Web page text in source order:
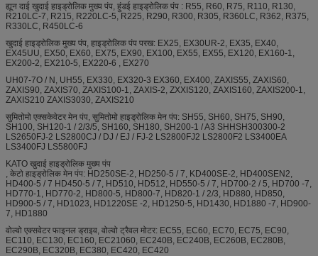
ह्यून दाई खुदाई हाइड्रोलिक मुख्य पंप, हुंडई हाइड्रोलिक पंप : R55, R60, R75, R110, R130,
R210LC-7, R215, R220LC-5, R225, R290, R300, R305, R360LC, R362, R375,
R330LC, R450LC-6
खुदाई हाइड्रोलिक मुख्य पंप, हाइड्रोलिक पंप परख: EX25, EX30UR-2, EX35, EX40,
EX45UU, EX50, EX60, EX75, EX90, EX100, EX55, EX55, EX120, EX160-1,
EX200-2, EX210-5, EX220-6 , EX270
UH07-7O / N, UH55, EX330, EX320-3 EX360, EX400, ZAXIS55, ZAXIS60,
ZAXIS90, ZAXIS70, ZAXIS100-1, ZAXIS-2, ZXXIS120, ZAXIS160, ZAXIS200-1,
ZAXIS210 ZAXIS3030, ZAXIS210
सुमितोमो एक्सकेवेटर मेन पंप, सुमितोमो हाइड्रोलिक मेन पंप: SH55, SH60, SH75, SH90,
SH100, SH120-1 / 2/3/5, SH160, SH180, SH200-1 / A3 SHHSH300300-2
LS2650FJ-2 LS2800CJ / DJ / EJ / FJ-2 LS2800FJ2 LS2800F2 LS3400EA
LS3400FJ LS5800FJ
KATO खुदाई हाइड्रोलिक मुख्य पंप
, केटो हाइड्रोलिक मेन पंप: HD250SE-2, HD250-5 / 7, KD400SE-2, HD400SEN2,
HD400-5 / 7 HD450-5 / 7, HD510, HD512, HD550-5 / 7, HD700-2 / 5, HD700 -7,
HD770-1, HD770-2, HD800-5, HD800-7, HD820-1 / 2/3, HD880, HD850,
HD900-5 / 7, HD1023, HD1220SE -2, HD1250-5, HD1430, HD1880 -7, HD900-
7, HD1880
वोल्वो एक्सवेटर फाइनल ड्राइव, वोल्वो ट्रैवल मोटर: EC55, EC60, EC70, EC75, EC90,
EC110, EC130, EC160, EC21060, EC240B, EC240B, EC260B, EC280B,
EC290B, EC320B, EC380, EC420, EC420